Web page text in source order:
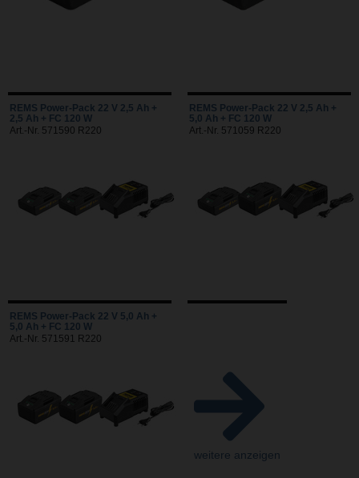
REMS Power-Pack 22 V 2,5 Ah +
2,5 Ah + FC 120 W
Art.-Nr. 571590 R220
REMS Power-Pack 22 V 2,5 Ah +
5,0 Ah + FC 120 W
Art.-Nr. 571059 R220
REMS Power-Pack 22 V 5,0 Ah +
5,0 Ah + FC 120 W
Art.-Nr. 571591 R220
weitere anzeigen